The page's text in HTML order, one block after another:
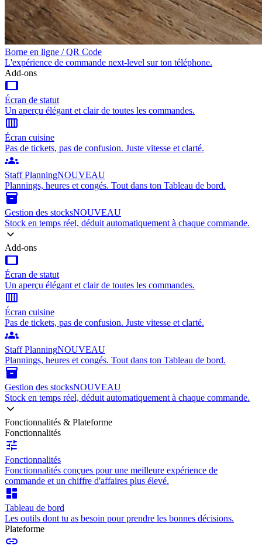
Borne en ligne / QR Code
L'expérience de commande next-level sur ton téléphone.
Add-ons
tablet
Écran de statut
Un aperçu élégant et clair de toutes les commandes.
calendar_view_week
Écran cuisine
Pas de tickets, pas de confusion. Juste vitesse et clarté.
groups
Staff PlanningNOUVEAU
Plannings, heures et congés. Tout dans ton Tableau de bord.
inventory_2
Gestion des stocksNOUVEAU
Stock en temps réel, déduit automatiquement à chaque commande.
Add-ons
tablet
Écran de statut
Un aperçu élégant et clair de toutes les commandes.
calendar_view_week
Écran cuisine
Pas de tickets, pas de confusion. Juste vitesse et clarté.
groups
Staff PlanningNOUVEAU
Plannings, heures et congés. Tout dans ton Tableau de bord.
inventory_2
Gestion des stocksNOUVEAU
Stock en temps réel, déduit automatiquement à chaque commande.
Fonctionnalités & Plateforme
Fonctionnalités
tune
Fonctionnalités
Fonctionnalités conçues pour une meilleure expérience de
commande et un chiffre d'affaires plus élevé.
dashboard
Tableau de bord
Les outils dont tu as besoin pour prendre les bonnes décisions.
Plateforme
link